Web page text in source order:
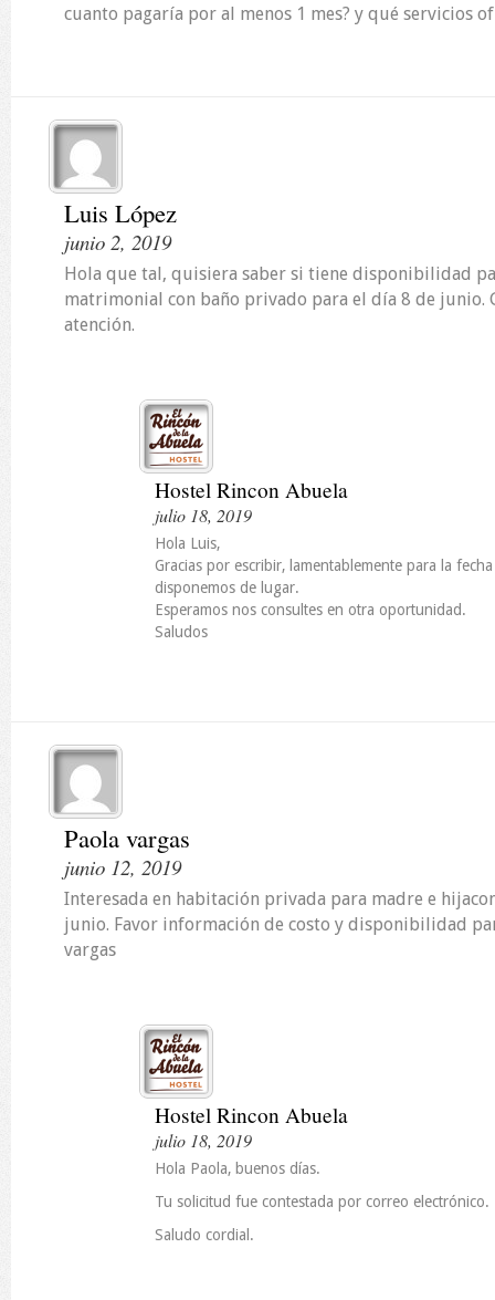
cuanto pagaría por al menos 1 mes? y qué servicios
Luis López
junio 2, 2019
Hola que tal, quisiera saber si tiene disponibilidad
matrimonial con baño privado para el día 8 de junio.
atención.
Hostel Rincon Abuela
julio 18, 2019
Hola Luis,
Gracias por escribir, lamentablemente para la
disponemos de lugar.
Esperamos nos consultes en otra oportunidad.
Saludos
Paola vargas
junio 12, 2019
Interesada en habitación privada para madre e
junio. Favor información de costo y disponibilidad
vargas
Hostel Rincon Abuela
julio 18, 2019
Hola Paola, buenos días.
Tu solicitud fue contestada por correo electrónico.
Saludo cordial.